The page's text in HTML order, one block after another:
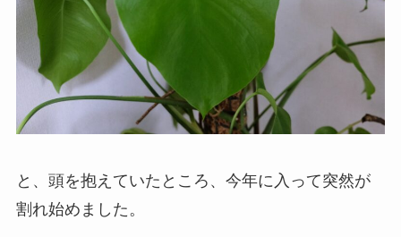
と、頭を抱えていたところ、今年に入って突然が
割れ始めました。